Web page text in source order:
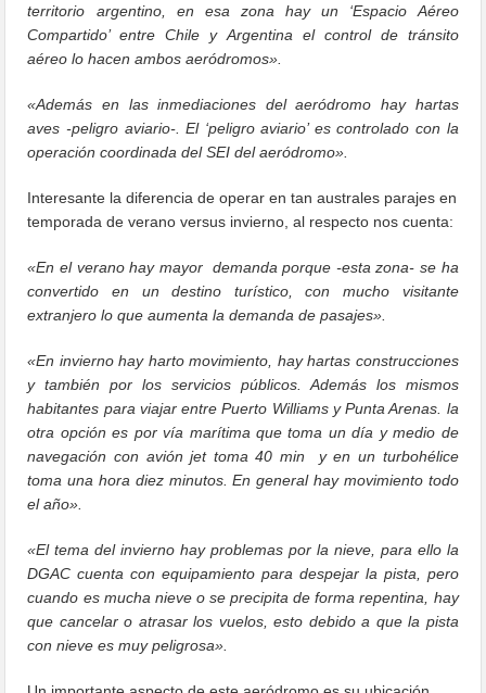
territorio argentino, en esa zona hay un ‘Espacio Aéreo
Compartido’ entre Chile y Argentina el control de tránsito
aéreo lo hacen ambos aeródromos».
«Además en las inmediaciones del aeródromo hay hartas
aves -peligro aviario-. El ‘peligro aviario’ es controlado con la
operación coordinada del SEI del aeródromo».
Interesante la diferencia de operar en tan australes parajes en
temporada de verano versus invierno, al respecto nos cuenta:
«En el verano hay mayor demanda porque -esta zona- se ha
convertido en un destino turístico, con mucho visitante
extranjero lo que aumenta la demanda de pasajes».
«En invierno hay harto movimiento, hay hartas construcciones
y también por los servicios públicos. Además los mismos
habitantes para viajar entre Puerto Williams y Punta Arenas. la
otra opción es por vía marítima que toma un día y medio de
navegación con avión jet toma 40 min y en un turbohélice
toma una hora diez minutos. En general hay movimiento todo
el año».
«El tema del invierno hay problemas por la nieve, para ello la
DGAC cuenta con equipamiento para despejar la pista, pero
cuando es mucha nieve o se precipita de forma repentina, hay
que cancelar o atrasar los vuelos, esto debido a que la pista
con nieve es muy peligrosa».